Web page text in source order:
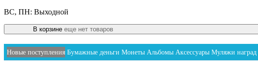
ВС, ПН: Выходной
В корзине еще нет товаров
Новые поступления Бумажные деньги Монеты Альбомы Аксессуары Муляжи наград